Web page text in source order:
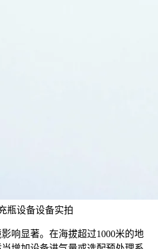
瓶设备设备实拍
响显著。在海拔超过1000米的地